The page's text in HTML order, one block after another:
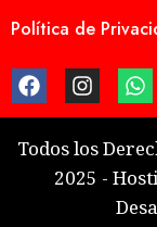
Política de
Todos los
2025 -